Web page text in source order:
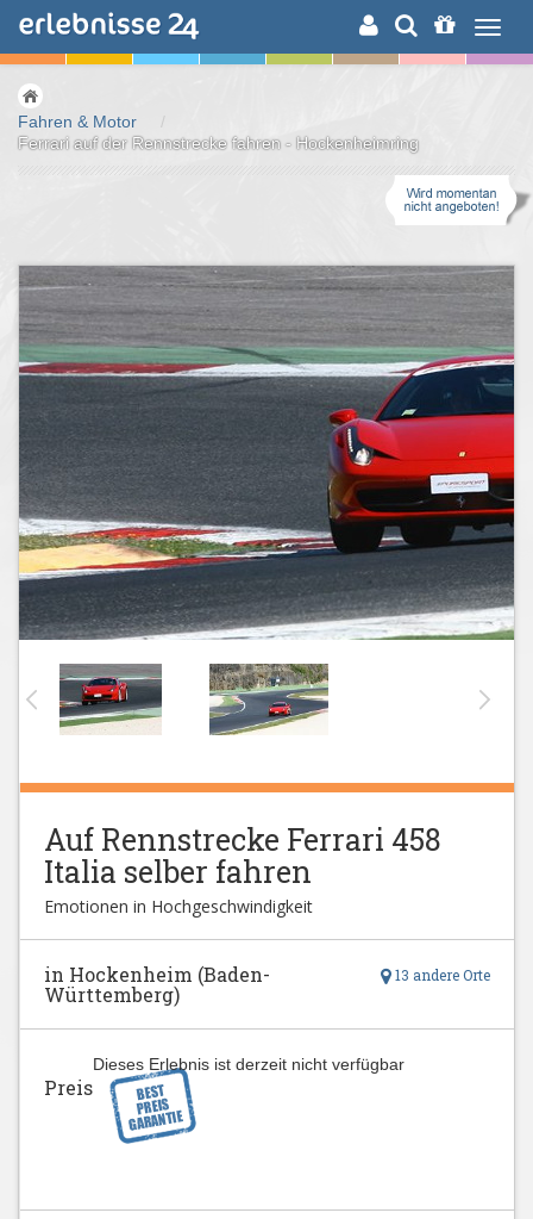
ERLEBNISSUCHE
Fahren & Motor
/
Ferrari auf der Rennstrecke fahren - Hockenheimring
Auf Rennstrecke Ferrari 458
Italia selber fahren
Emotionen in Hochgeschwindigkeit
13 andere Orte
in Hockenheim (Baden-
Württemberg)
Dieses Erlebnis ist derzeit nicht verfügbar
Preis